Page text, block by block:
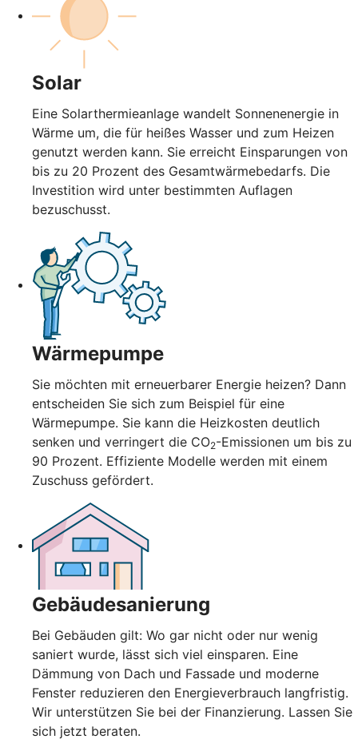
Solar
Eine Solarthermieanlage wandelt Sonnenenergie in
Wärme um, die für heißes Wasser und zum Heizen
genutzt werden kann. Sie erreicht Einsparungen von
bis zu 20 Prozent des Gesamtwärmebedarfs. Die
Investition wird unter bestimmten Auflagen
bezuschusst.
Wärmepumpe
Sie möchten mit erneuerbarer Energie heizen? Dann
entscheiden Sie sich zum Beispiel für eine
Wärmepumpe. Sie kann die Heizkosten deutlich
senken und verringert die CO2-Emissionen um bis zu
90 Prozent. Effiziente Modelle werden mit einem
Zuschuss gefördert.
Gebäudesanierung
Bei Gebäuden gilt: Wo gar nicht oder nur wenig
saniert wurde, lässt sich viel einsparen. Eine
Dämmung von Dach und Fassade und moderne
Fenster reduzieren den Energieverbrauch langfristig.
Wir unterstützen Sie bei der Finanzierung. Lassen Sie
sich jetzt beraten.